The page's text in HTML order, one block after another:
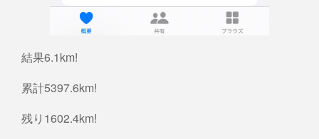
結果6.1km!
累計5397.6km!
残り1602.4km!